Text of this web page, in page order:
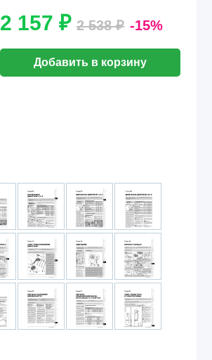
2 157 ₽2 538 ₽ -15%
Добавить в корзину